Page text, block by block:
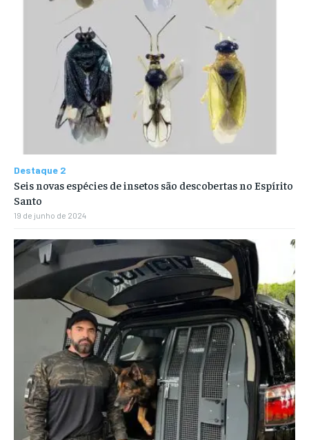
Destaque 2
Seis novas espécies de insetos são descobertas no Espírito
Santo
19 de junho de 2024